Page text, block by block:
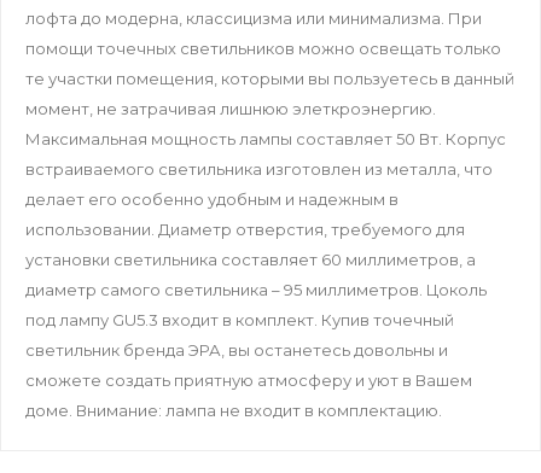
лофта до модерна, классицизма или минимализма. При
помощи точечных светильников можно освещать только
те участки помещения, которыми вы пользуетесь в данный
момент, не затрачивая лишнюю элеткроэнергию.
Максимальная мощность лампы составляет 50 Вт. Корпус
встраиваемого светильника изготовлен из металла, что
делает его особенно удобным и надежным в
использовании. Диаметр отверстия, требуемого для
установки светильника составляет 60 миллиметров, а
диаметр самого светильника – 95 миллиметров. Цоколь
под лампу GU5.3 входит в комплект. Купив точечный
светильник бренда ЭРА, вы останетесь довольны и
сможете создать приятную атмосферу и уют в Вашем
доме. Внимание: лампа не входит в комплектацию.